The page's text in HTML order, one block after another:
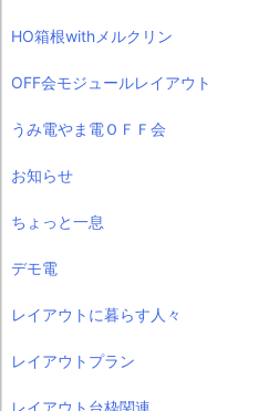
HO箱根withメルクリン
OFF会モジュールレイアウト
うみ電やま電ＯＦＦ会
お知らせ
ちょっと一息
デモ電
レイアウトに暮らす人々
レイアウトプラン
レイアウト台枠関連